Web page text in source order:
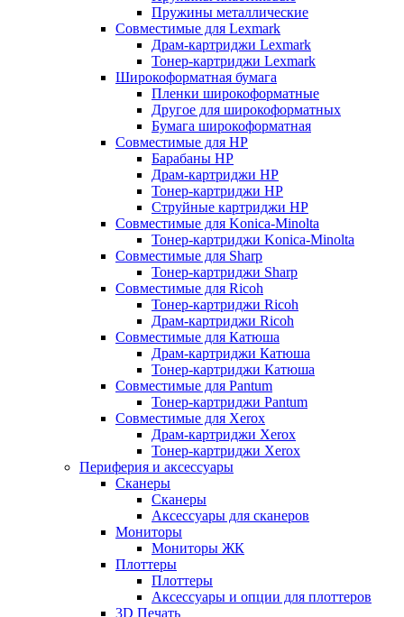
Пружины металлические
Совместимые для Lexmark
Драм-картриджи Lexmark
Тонер-картриджи Lexmark
Широкоформатная бумага
Пленки широкоформатные
Другое для широкоформатных
Бумага широкоформатная
Совместимые для HP
Барабаны HP
Драм-картриджи HP
Тонер-картриджи HP
Струйные картриджи HP
Совместимые для Konica-Minolta
Тонер-картриджи Konica-Minolta
Совместимые для Sharp
Тонер-картриджи Sharp
Совместимые для Ricoh
Тонер-картриджи Ricoh
Драм-картриджи Ricoh
Совместимые для Катюша
Драм-картриджи Катюша
Тонер-картриджи Катюша
Совместимые для Pantum
Тонер-картриджи Pantum
Совместимые для Xerox
Драм-картриджи Xerox
Тонер-картриджи Xerox
Периферия и аксессуары
Сканеры
Сканеры
Аксессуары для сканеров
Мониторы
Мониторы ЖК
Плоттеры
Плоттеры
Аксессуары и опции для плоттеров
3D Печать